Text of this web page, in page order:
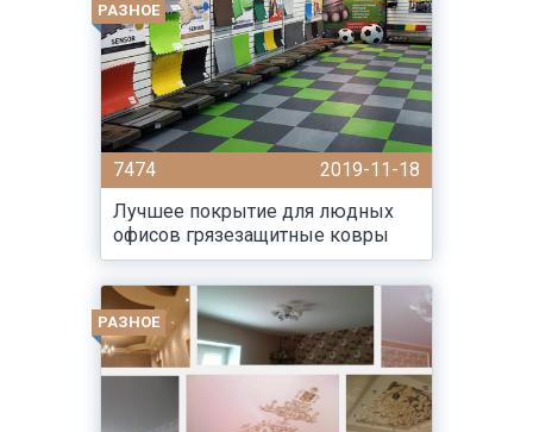
РАЗНОЕ
7474
2019-11-18
Лучшее покрытие для людных
офисов грязезащитные ковры
РАЗНОЕ